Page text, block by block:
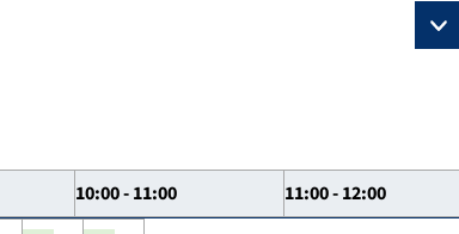
10:00 - 11:00 11:00 - 12:00